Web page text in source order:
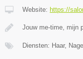
Website: https://
Jouw me-time, mijn
Diensten: Haar,